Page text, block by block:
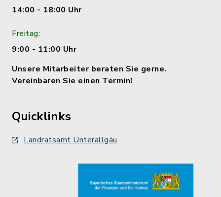
14:00 - 18:00 Uhr
Freitag:
9:00 - 11:00 Uhr
Unsere Mitarbeiter beraten Sie gerne.
Vereinbaren Sie einen Termin!
Quicklinks
Landratsamt Unterallgäu